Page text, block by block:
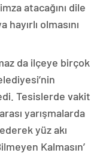
atacağını dile
olmasını
da ilçeye birçok
Tesislerde vakit
yarışmalarda
yüz akı
Kalmasın’